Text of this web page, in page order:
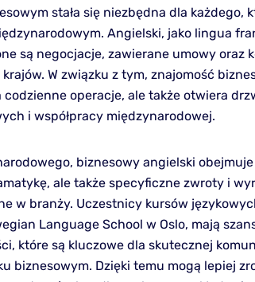
stała się niezbędna dla każdego,
Angielski, jako lingua
są negocjacje, zawierane umowy oraz
W związku z tym, znajomość
operacje, ale także otwiera
i współpracy międzynarodowej.
biznesowy angielski
ale także specyficzne zwroty i
w branży. Uczestnicy kursów
Language School w Oslo, mają
które są kluczowe dla skutecznej
biznesowym. Dzięki temu mogą lepiej